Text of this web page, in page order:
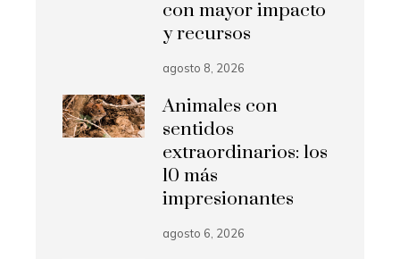
con mayor impacto
y recursos
agosto 8, 2026
Animales con
sentidos
extraordinarios: los
10 más
impresionantes
agosto 6, 2026